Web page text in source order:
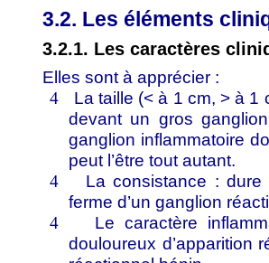
3.2. Les éléments
3.2.1. Les caractères
Elles sont à apprécier :
4
La taille (< à 1 cm, > à 1
devant un gros
ganglion inflammatoire
peut l’être tout autant.
4
La consistance : dure
ferme d’un ganglion
4
Le caractère
douloureux d’apparition